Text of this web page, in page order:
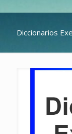
Diccionarios